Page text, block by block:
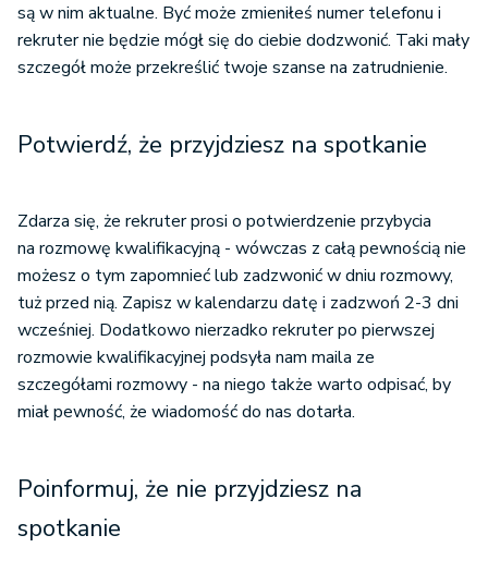
są w nim aktualne. Być może zmieniłeś numer telefonu i
rekruter nie będzie mógł się do ciebie dodzwonić. Taki mały
szczegół może przekreślić twoje szanse na zatrudnienie.
Potwierdź, że przyjdziesz na spotkanie
Zdarza się, że rekruter prosi o potwierdzenie przybycia
na rozmowę kwalifikacyjną - wówczas z całą pewnością nie
możesz o tym zapomnieć lub zadzwonić w dniu rozmowy,
tuż przed nią. Zapisz w kalendarzu datę i zadzwoń 2-3 dni
wcześniej. Dodatkowo nierzadko rekruter po pierwszej
rozmowie kwalifikacyjnej podsyła nam maila ze
szczegółami rozmowy - na niego także warto odpisać, by
miał pewność, że wiadomość do nas dotarła.
Poinformuj, że nie przyjdziesz na
spotkanie